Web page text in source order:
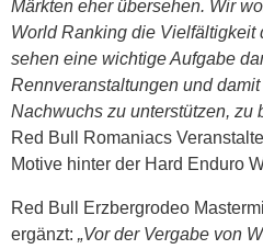
Märkten eher übersehen. Wir
World Ranking die Vielfältigkeit
sehen eine wichtige Aufgabe
Rennveranstaltungen und
Nachwuchs zu unterstützen, zu
Red Bull Romaniacs
Motive hinter der Hard Enduro
Red Bull Erzbergrodeo
ergänzt: „Vor der Vergabe von